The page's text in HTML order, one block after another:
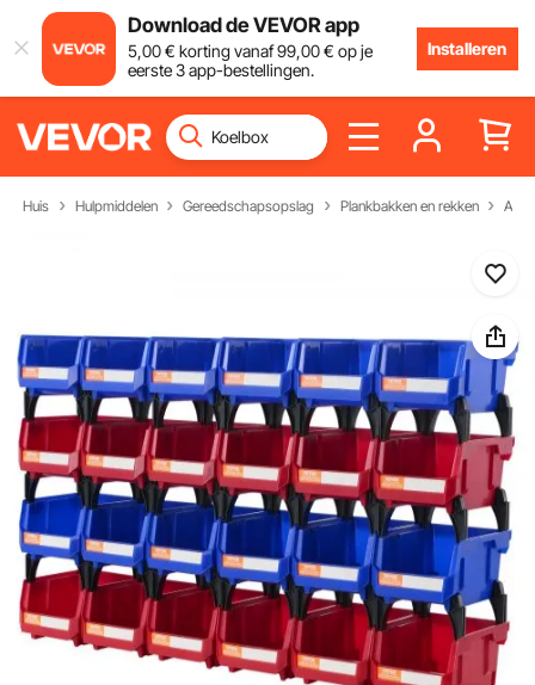
Download de VEVOR app
5,00€ korting vanaf99,00€ op je
eerste 3 app-bestellingen.
Installeren
Huis Hulpmiddelen Gereedschapsopslag Plankbakken en rekken